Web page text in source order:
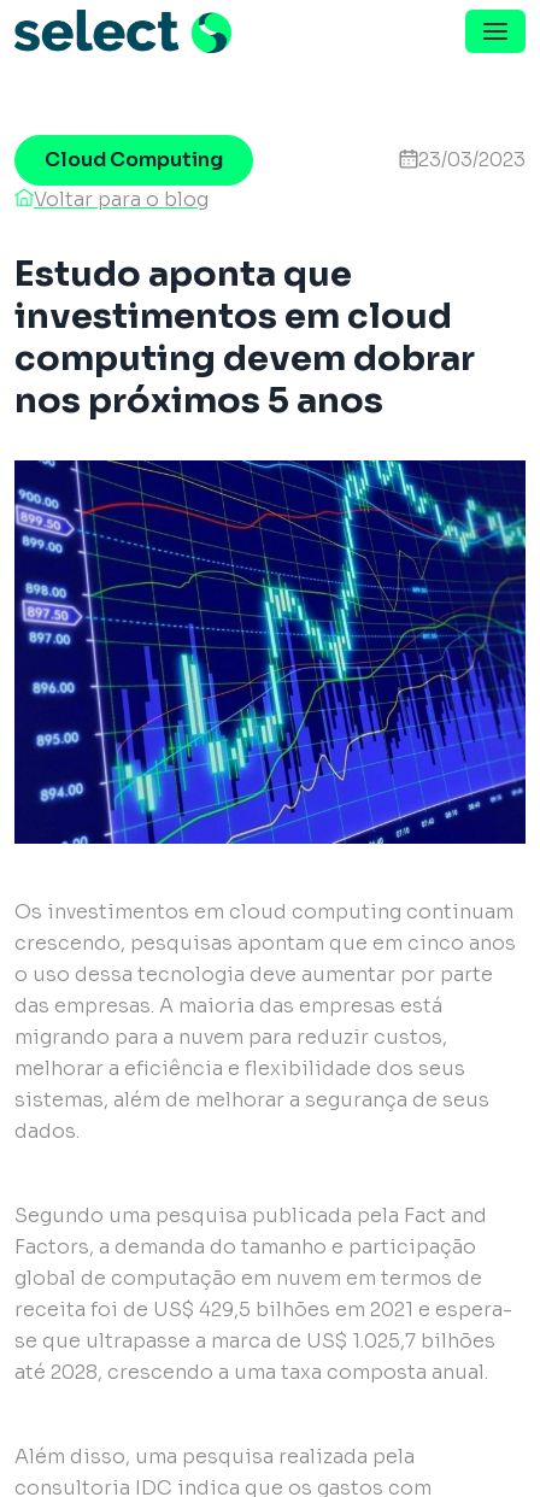
Menu de Navegação
Cloud Computing
23/03/2023
Voltar para o blog
Estudo aponta que
investimentos em cloud
computing devem dobrar
nos próximos 5 anos
Os investimentos em cloud computing continuam
crescendo, pesquisas apontam que em cinco anos
o uso dessa tecnologia deve aumentar por parte
das empresas. A maioria das empresas está
migrando para a nuvem para reduzir custos,
melhorar a eficiência e flexibilidade dos seus
sistemas, além de melhorar a segurança de seus
dados.
Segundo uma pesquisa publicada pela Fact and
Factors, a demanda do tamanho e participação
global de computação em nuvem em termos de
receita foi de US$ 429,5 bilhões em 2021 e espera-
se que ultrapasse a marca de US$ 1.025,7 bilhões
até 2028, crescendo a uma taxa composta anual.
Além disso, uma pesquisa realizada pela
consultoria IDC indica que os gastos com